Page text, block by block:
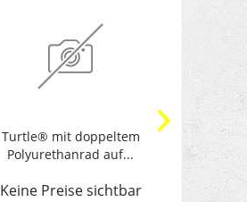
Turtle® mit doppeltem
Polyurethanrad auf...
Keine Preise sichtbar